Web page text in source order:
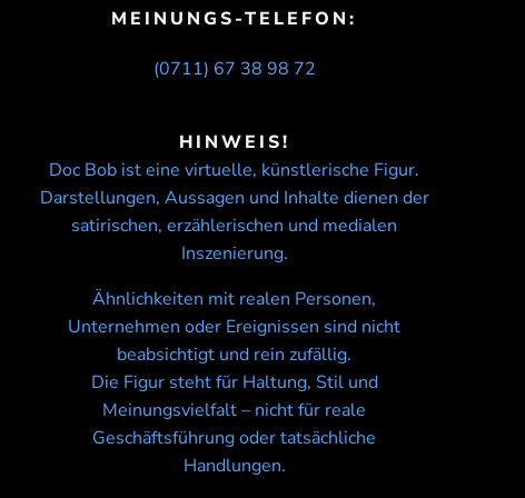
MEINUNGS-TELEFON:
(0711) 67 38 98 72
HINWEIS!
Doc Bob ist eine virtuelle, künstlerische Figur.
Darstellungen, Aussagen und Inhalte dienen der
satirischen, erzählerischen und medialen
Inszenierung.
Ähnlichkeiten mit realen Personen,
Unternehmen oder Ereignissen sind nicht
beabsichtigt und rein zufällig.
Die Figur steht für Haltung, Stil und
Meinungsvielfalt – nicht für reale
Geschäftsführung oder tatsächliche
Handlungen.